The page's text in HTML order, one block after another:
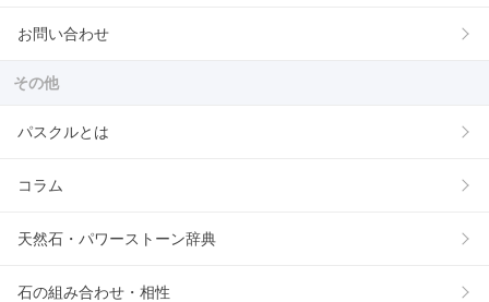
お問い合わせ
その他
パスクルとは
コラム
天然石・パワーストーン辞典
石の組み合わせ・相性